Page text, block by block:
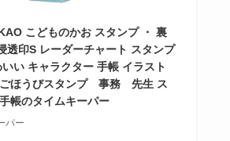
こどものかお スタンプ ・ 裏
透印S レーダーチャート スタンプ
い キャラクター 手帳 イラスト
ほうびスタンプ 事務 先生 ス
帳のタイムキーパー
パー